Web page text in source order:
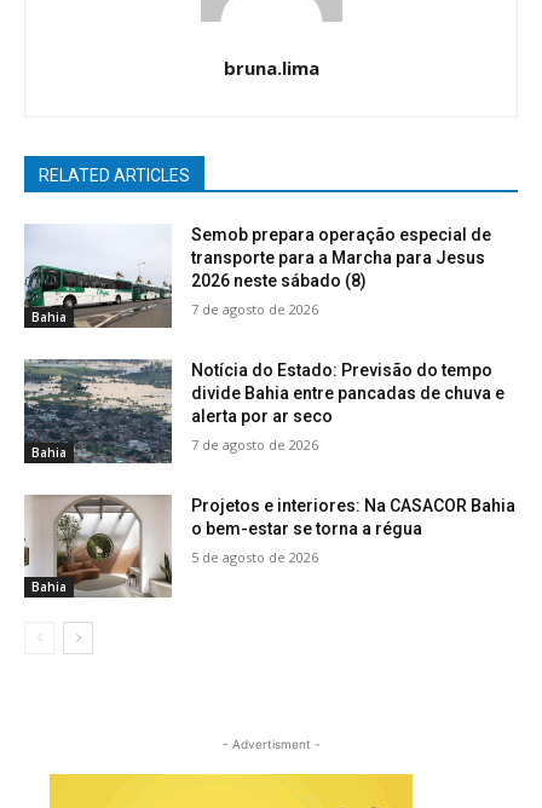
bruna.lima
RELATED ARTICLES
Bahia
Semob prepara operação especial de
transporte para a Marcha para Jesus
2026 neste sábado (8)
7 de agosto de 2026
Bahia
Notícia do Estado: Previsão do tempo
divide Bahia entre pancadas de chuva e
alerta por ar seco
7 de agosto de 2026
Bahia
Projetos e interiores: Na CASACOR Bahia
o bem-estar se torna a régua
5 de agosto de 2026
- Advertisment -